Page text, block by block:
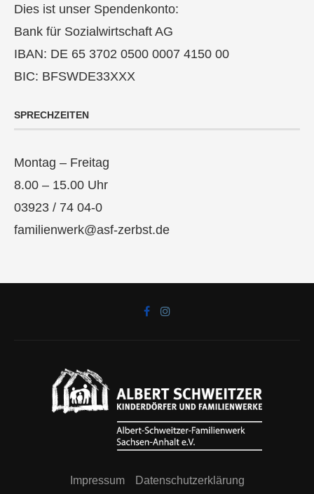
Dies ist unser Spendenkonto:
Bank für Sozialwirtschaft AG
IBAN: DE 65 3702 0500 0007 4150 00
BIC: BFSWDE33XXX
SPRECHZEITEN
Montag – Freitag
8.00 – 15.00 Uhr
03923 / 74 04-0
familienwerk@asf-zerbst.de
Impressum
Datenschutzerklärung